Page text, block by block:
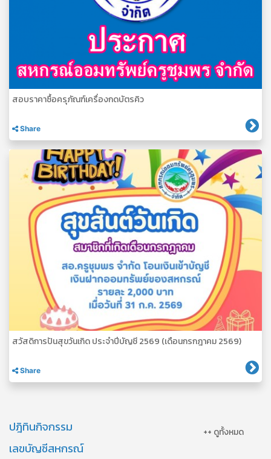
สอบราคาซื้อครุภัณฑ์เครื่องกดบัตรคิว
Share
สวัสดิการปันสุขวันเกิด ประจำปีบัญชี 2569 (เดือนกรกฎาคม 2569)
Share
ปฎิทินกิจกรรม ++ ดูทั้งหมด
เลขบัญชีสหกรณ์